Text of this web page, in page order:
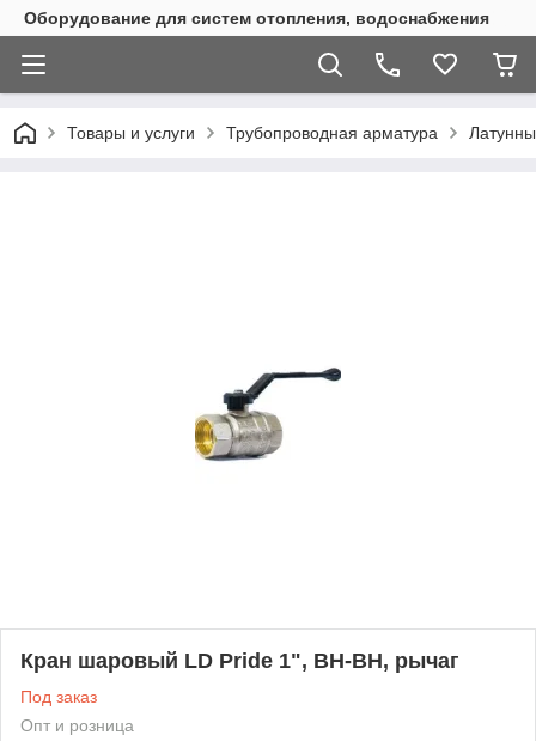
Оборудование для систем отопления, водоснабжения
Товары и услуги Трубопроводная арматура
Кран шаровый LD Pride 1", ВН-ВН, рычаг
Под заказ
Опт и розница